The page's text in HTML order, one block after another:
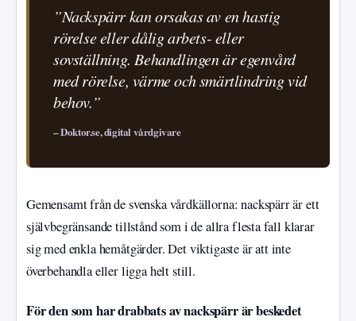
”Nackspärr kan orsakas av en hastig
rörelse eller dålig arbets- eller
sovställning. Behandlingen är egenvård
med rörelse, värme och smärtlindring vid
behov.”
– Doktor.se, digital vårdgivare
Gemensamt från de svenska vårdkällorna: nackspärr är ett
självbegränsande tillstånd som i de allra flesta fall klarar
sig med enkla hemåtgärder. Det viktigaste är att inte
överbehandla eller ligga helt still.
För den som har drabbats av nackspärr är beskedet